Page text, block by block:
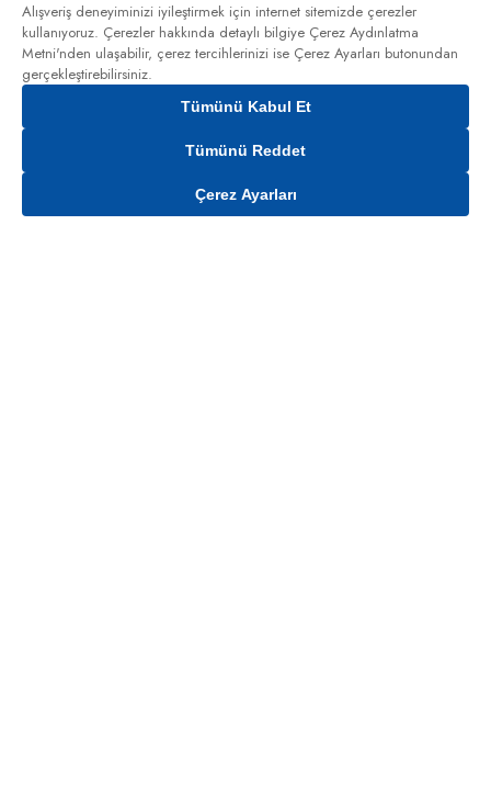
Gelince Haber Ver
Alışveriş deneyiminizi iyileştirmek için internet sitemizde çerezler
kullanıyoruz. Çerezler hakkında detaylı bilgiye Çerez Aydınlatma
Metni'nden ulaşabilir, çerez tercihlerinizi ise Çerez Ayarları butonundan
gerçekleştirebilirsiniz.
Tümünü Kabul Et
Tümünü Reddet
Çerez Ayarları